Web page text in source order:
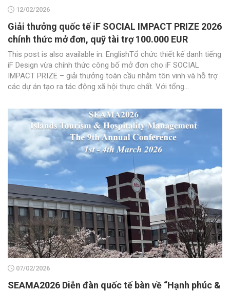
12/02/2026
Giải thưởng quốc tế iF SOCIAL IMPACT PRIZE 2026
chính thức mở đơn, quỹ tài trợ 100.000 EUR
This post is also available in: EnglishTổ chức thiết kế danh tiếng
iF Design vừa chính thức công bố mở đơn cho iF SOCIAL
IMPACT PRIZE – giải thưởng toàn cầu nhằm tôn vinh và hỗ trợ
các dự án tạo ra tác động xã hội thực chất. Với tổng...
07/02/2026
SEAMA2026 Diễn đàn quốc tế bàn về “Hạnh phúc &